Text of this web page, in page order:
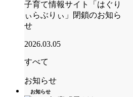
子育て情報サイト「はぐり
ぃらぶりぃ」閉鎖のお知ら
せ
2026.03.05
すべて
お知らせ
お知らせ